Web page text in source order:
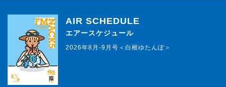
AIR SCHEDULE
エアースケジュール
2026年8月-9月号＜白根ゆたんぽ＞